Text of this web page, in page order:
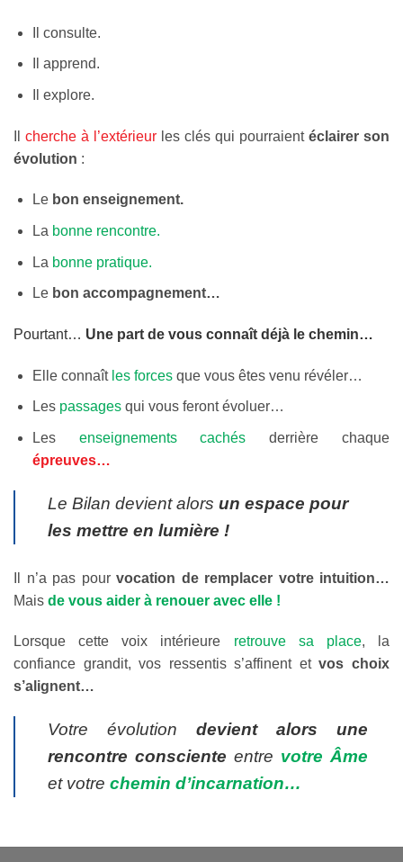
Il consulte.
Il apprend.
Il explore.
cherche à l’extérieur les clés qui pourraient éclairer son
évolution :
Le bon enseignement.
La bonne rencontre.
La bonne pratique.
Le bon accompagnement…
Pourtant… Une part de vous connaît déjà le chemin…
Elle connaîtles forcesque vous êtes venu révéler…
Les passagesqui vous feront évoluer…
Les enseignements cachés derrière chaque
épreuves…
Le Bilan devient alors un espace pour
les mettre en lumière !
Il n’a pas pour vocation de remplacer votre intuition…
Mais de vous aider à renouer avec elle !
Lorsque cette voix intérieure retrouve sa place, la
confiance grandit, vos ressentis s’affinent etvos choix
s’alignent…
Votre évolution devient
alors une
rencontre consciente entre votre Âme
et votre chemin d’incarnation…